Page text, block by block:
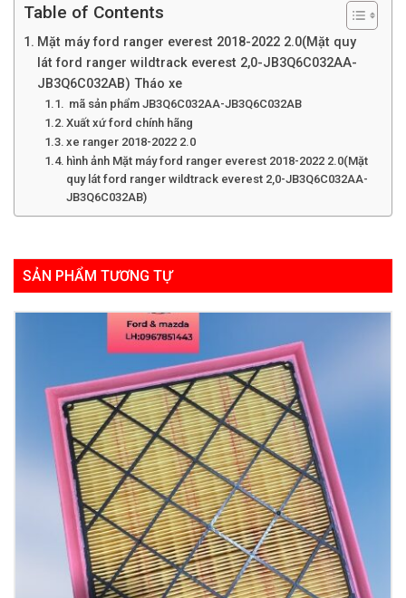
Table of Contents
Mặt máy ford ranger everest 2018-2022 2.0(Mặt quy
lát ford ranger wildtrack everest 2,0-JB3Q6C032AA-
JB3Q6C032AB) Tháo xe
mã sản phẩm JB3Q6C032AA-JB3Q6C032AB
Xuất xứ ford chính hãng
xe ranger 2018-2022 2.0
hình ảnh Mặt máy ford ranger everest 2018-2022 2.0(Mặt
quy lát ford ranger wildtrack everest 2,0-JB3Q6C032AA-
JB3Q6C032AB)
SẢN PHẨM TƯƠNG TỰ